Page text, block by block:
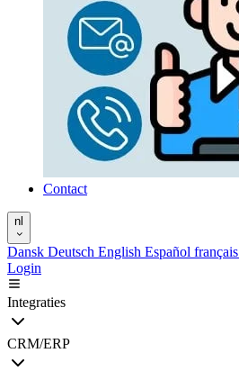
Contact
nl
Dansk Deutsch English Español français
Login
Integraties
CRM/ERP